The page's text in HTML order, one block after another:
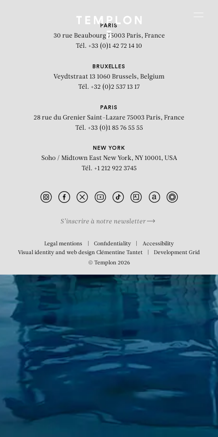
PARIS
30 rue Beaubourg 75003 Paris, France
Tél. +33 (0)1 42 72 14 10
BRUXELLES
Veydtstraat 13 1060 Brussels, Belgium
Tél. +32 (0)2 537 13 17
PARIS
28 rue du Grenier Saint-Lazare 75003 Paris, France
Tél. +33 (0)1 85 76 55 55
NEW YORK
Soho / Midtown East New York, NY 10001, USA
Tél. +1 212 922 3745
S’inscrire à notre newsletter
Legal mentions Confidentiality
Accessibility
Visual identity and web design Clémentine Tantet DevelopmentGrid
© Templon 2026